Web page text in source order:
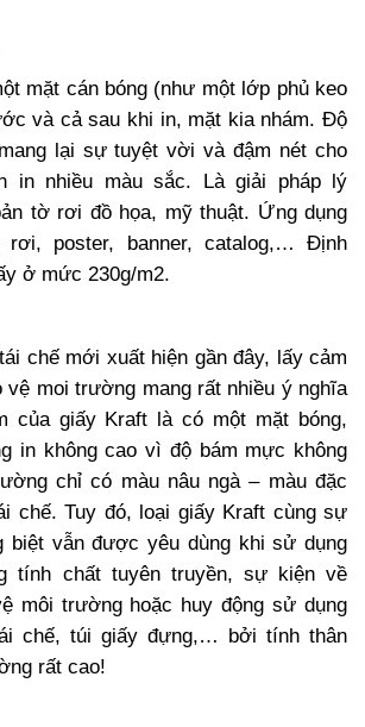
mặt cán bóng (như một lớp phủ keo
và cả sau khi in, mặt kia nhám. Độ
lại sự tuyệt vời và đậm nét cho
in nhiều màu sắc. Là giải pháp lý
tờ rơi đồ họa, mỹ thuật. Ứng dụng
poster, banner, catalog,… Định
ở mức 230g/m2.
chế mới xuất hiện gần đây, lấy cảm
vệ moi trường mang rất nhiều ý nghĩa
của giấy Kraft là có một mặt bóng,
in không cao vì độ bám mực không
chỉ có màu nâu ngà – màu đặc
chế. Tuy đó, loại giấy Kraft cùng sự
biệt vẫn được yêu dùng khi sử dụng
tính chất tuyên truyền, sự kiện về
môi trường hoặc huy động sử dụng
chế, túi giấy đựng,… bởi tính thân
rất cao!